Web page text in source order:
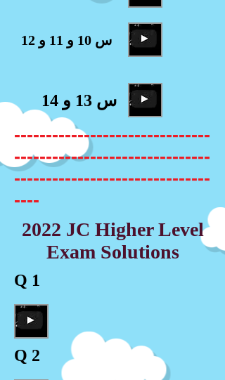
س 10 و 11 و 12
س 13 و 14
-------------------------------
-------------------------------
-------------------------------
----
2022 JC Higher Level
Exam Solutions
Q 1
Q 2